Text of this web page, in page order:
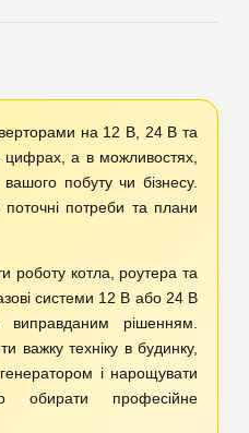
на 12 В, 24 В та
а в можливостях,
побуту чи бізнесу.
потреби та плани
роботу котла, роутера та
системи 12 В або 24 В
рішенням.
важку техніку в будинку,
і нарощувати
обирати професійне